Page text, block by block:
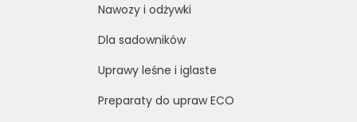
Nawozy i odżywki
Dla sadowników
Uprawy leśne i iglaste
Preparaty do upraw ECO